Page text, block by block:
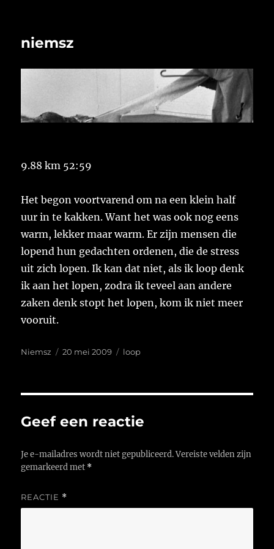
niemsz
9.88 km 52:59
Het begon voortvarend om na een klein half
uur in te kakken. Want het was ook nog eens
warm, lekker maar warm. Er zijn mensen die
lopend hun gedachten ordenen, die de stress
uit zich lopen. Ik kan dat niet, als ik loop denk
ik aan het lopen, zodra ik teveel aan andere
zaken denk stopt het lopen, kom ik niet meer
vooruit.
Auteur
Niemsz
Geplaatst
20 mei 2009 Tags
loop
Geef een reactie
Je e-mailadres wordt niet gepubliceerd. Vereiste velden zijn
gemarkeerd met *
REACTIE *